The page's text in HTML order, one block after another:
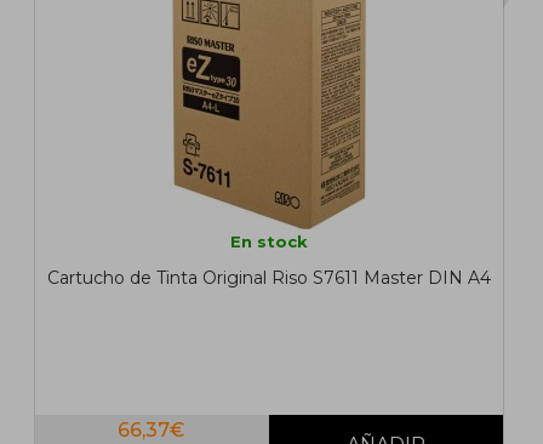
En stock
Cartucho de Tinta Original Riso S7611 Master DIN A4
66,37€